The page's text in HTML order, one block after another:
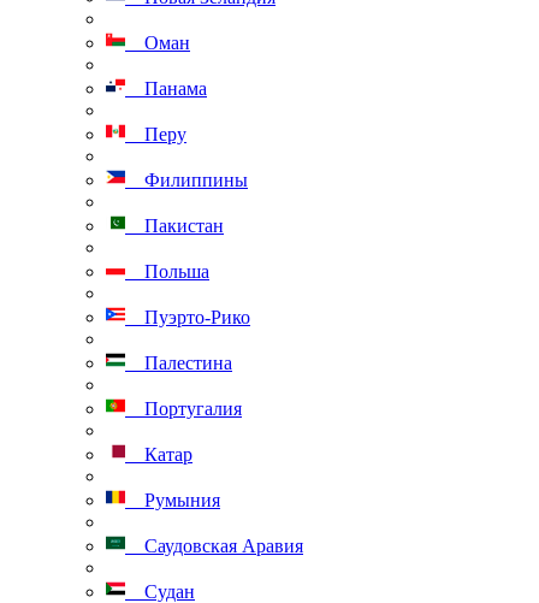
Оман
Панама
Перу
Филиппины
Пакистан
Польша
Пуэрто-Рико
Палестина
Португалия
Катар
Румыния
Саудовская Аравия
Судан